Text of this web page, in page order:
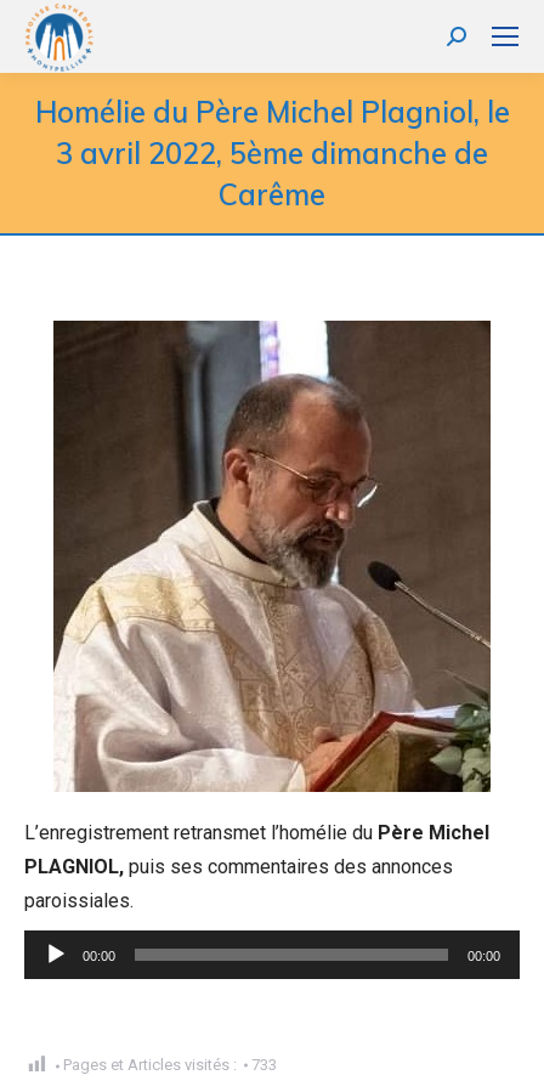
Homélie du Père Michel Plagniol, le
3 avril 2022, 5ème dimanche de
Carême
L’enregistrement retransmet l’homélie du Père Michel
PLAGNIOL, puis ses commentaires des annonces
paroissiales.
Lecteur
audio
00:00 00:00
Pages et Articles visités : 733